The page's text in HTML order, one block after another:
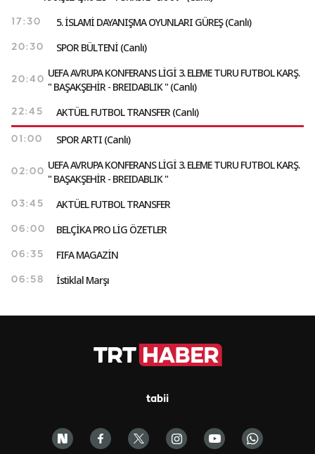
17:30 5. İSLAMİ DAYANIŞMA OYUNLARI GÜREŞ (Canlı)
20:30 SPOR BÜLTENİ (Canlı)
20:40
UEFA AVRUPA KONFERANS LİGİ 3. ELEME TURU FUTBOL KARŞ.
" BAŞAKŞEHİR - BREIDABLIK " (Canlı)
22:45 AKTÜEL FUTBOL TRANSFER (Canlı)
01:00 SPOR ARTI (Canlı)
02:00
UEFA AVRUPA KONFERANS LİGİ 3. ELEME TURU FUTBOL KARŞ.
" BAŞAKŞEHİR - BREIDABLIK "
03:45 AKTÜEL FUTBOL TRANSFER
06:00 BELÇİKA PRO LİG ÖZETLER
06:35 FIFA MAGAZİN
06:58 İstiklal Marşı
tabii